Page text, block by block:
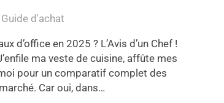
Guide d'achat
d’office en 2025 ? L’Avis d’un Chef !
ma veste de cuisine, affûte mes
pour un comparatif complet des
Car oui, dans…